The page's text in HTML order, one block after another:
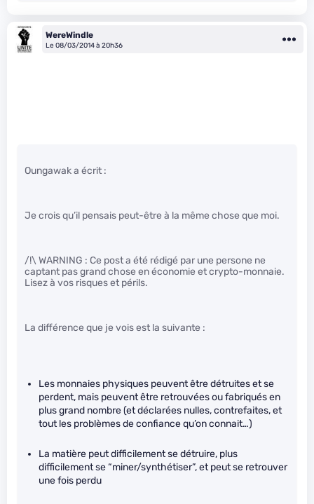
WereWindle
Le 08/03/2014 à 20h36
Oungawak a écrit :
Je crois qu’il pensais peut-être à la même chose que moi.
/!\ WARNING : Ce post a été rédigé par une persone ne
captant pas grand chose en économie et crypto-monnaie.
Lisez à vos risques et périls.
La différence que je vois est la suivante :
Les monnaies physiques peuvent être détruites et se
perdent, mais peuvent être retrouvées ou fabriqués en
plus grand nombre (et déclarées nulles, contrefaites, et
tout les problèmes de confiance qu’on connait…)
La matière peut difficilement se détruire, plus
difficilement se “miner/synthétiser”, et peut se retrouver
une fois perdu